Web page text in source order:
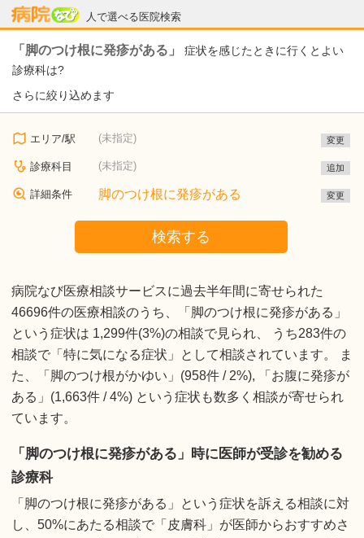
人で選べる医院検索
病院なび
「脚のつけ根に発疹がある」
症状を感じたときに行くとよい
診療科は?
さらに絞り込めます
エリア/駅 (未指定) 変更
診療科目 (未指定) 追加
詳細条件 脚のつけ根に発疹がある 変更
検索する
病院なび医療相談サービスに過去半年間に寄せられた
46696件の医療相談のうち、「脚のつけ根に発疹がある」
という症状は 1,299件(3%)の相談で見られ、 うち283件の
相談で「特に気になる症状」として相談されています。 ま
た、「脚のつけ根がかゆい」(958件 / 2%), 「お腹に発疹が
ある」(1,663件 / 4%) という症状も数多く相談が寄せられ
ています。
「脚のつけ根に発疹がある」時に医師が受診を勧める
診療科
「脚のつけ根に発疹がある」という症状を訴える相談に対
し、50%にあたる相談で「皮膚科」が医師からおすすめさ